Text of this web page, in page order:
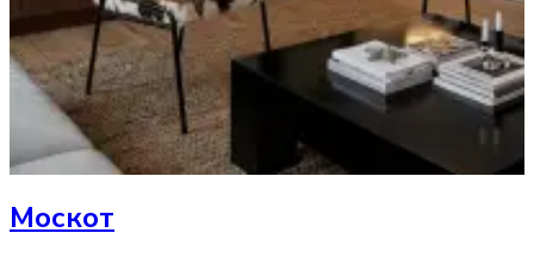
Москот